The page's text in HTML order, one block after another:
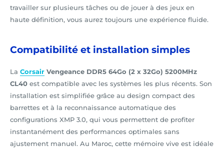
travailler sur plusieurs tâches ou de jouer à des jeux en
haute définition, vous aurez toujours une expérience fluide.
Compatibilité et installation simples
La Corsair Vengeance DDR5 64Go (2 x 32Go) 5200MHz
CL40 est compatible avec les systèmes les plus récents. Son
installation est simplifiée grâce au design compact des
barrettes et à la reconnaissance automatique des
configurations XMP 3.0, qui vous permettent de profiter
instantanément des performances optimales sans
ajustement manuel. Au Maroc, cette mémoire vive est idéale